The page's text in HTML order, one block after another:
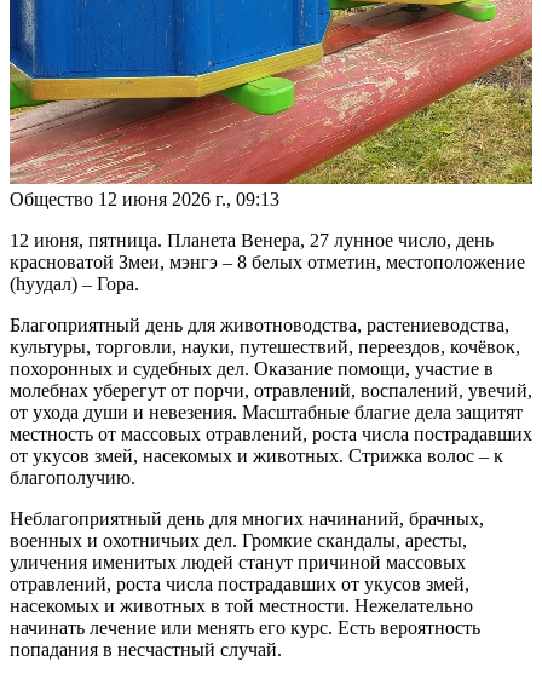
Общество 12 июня 2026 г., 09:13
12 июня, пятница. Планета Венера, 27 лунное число, день
красноватой Змеи, мэнгэ – 8 белых отметин, местоположение
(hуудал) – Гора.
Благоприятный день для животноводства, растениеводства,
культуры, торговли, науки, путешествий, переездов, кочёвок,
похоронных и судебных дел. Оказание помощи, участие в
молебнах уберегут от порчи, отравлений, воспалений, увечий,
от ухода души и невезения. Масштабные благие дела защитят
местность от массовых отравлений, роста числа пострадавших
от укусов змей, насекомых и животных. Стрижка волос – к
благополучию.
Неблагоприятный день для многих начинаний, брачных,
военных и охотничьих дел. Громкие скандалы, аресты,
уличения именитых людей станут причиной массовых
отравлений, роста числа пострадавших от укусов змей,
насекомых и животных в той местности. Нежелательно
начинать лечение или менять его курс. Есть вероятность
попадания в несчастный случай.